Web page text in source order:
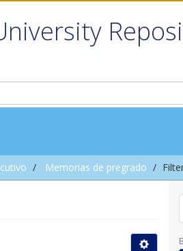
Memorias de pregrado